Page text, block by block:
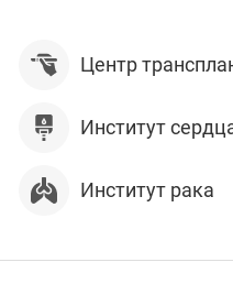
Центр
Институт
Институт рака